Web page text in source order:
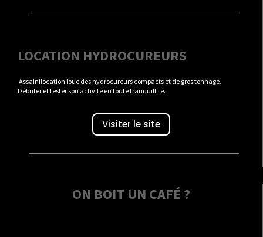
LOCATION HYDROCUREURS
Assainilocation loue des hydrocureurs compacts et de gros tonnage.
Débuter et tester son activité en toute tranquillité.
Visiter le site
ON BOIT UN CAFÉ ?